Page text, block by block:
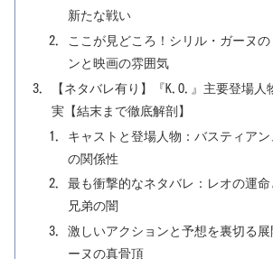
新たな戦い
ここが見どころ！シリル・ガーヌ
ンと映画の雰囲気
【ネタバレ有り】『K.O.』主要登場人
実【結末まで徹底解剖】
キャストと登場人物：バスティア
の関係性
最も衝撃的なネタバレ：レオの運
兄弟の闇
激しいアクションと予想を裏切る
ーヌの真骨頂